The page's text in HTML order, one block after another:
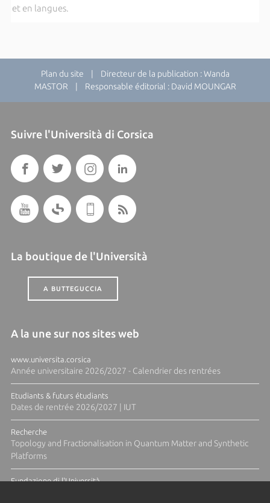
et en langues.
Plan du site | Directeur de la publication : Wanda
MASTOR | Responsable éditorial : David MOUNGAR
Suivre l'Università di Corsica
La boutique de l'Università
A BUTTEGUCCIA
A la une sur nos sites web
www.universita.corsica
Année universitaire 2026/2027 - Calendrier des rentrées
Etudiants & futurs étudiants
Dates de rentrée 2026/2027 | IUT
Recherche
Topology and Fractionalisation in Quantum Matter and Synthetic
Platforms
Fundazione di l'Università